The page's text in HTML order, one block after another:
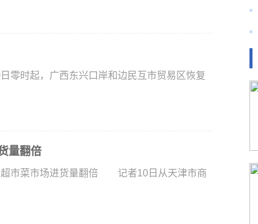
时起，广西东兴口岸和边民互市贸易区恢复
量翻倍
市菜市场进货量翻倍 记者10日从天津市商